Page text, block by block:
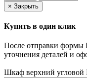
× Закрыть
Купить в один клик
После отправки формы
уточнения деталей и
Шкаф верхний